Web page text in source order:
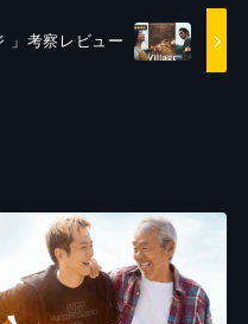
」考察レビュー